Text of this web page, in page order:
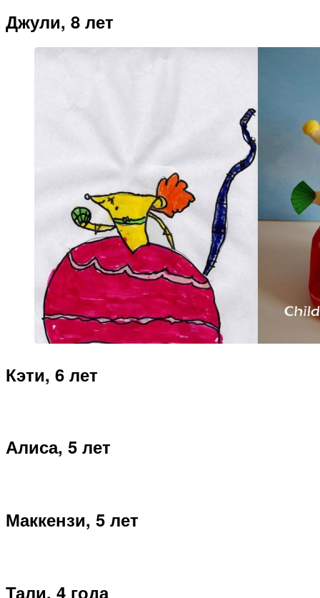
Джули, 8 лет
Кэти, 6 лет
Алиса, 5 лет
Маккензи, 5 лет
Тали, 4 года